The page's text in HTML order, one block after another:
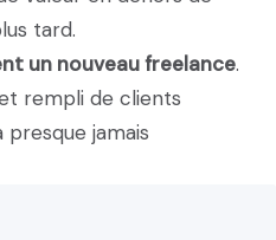
tard.
un nouveau freelance.
rempli de clients
jamais